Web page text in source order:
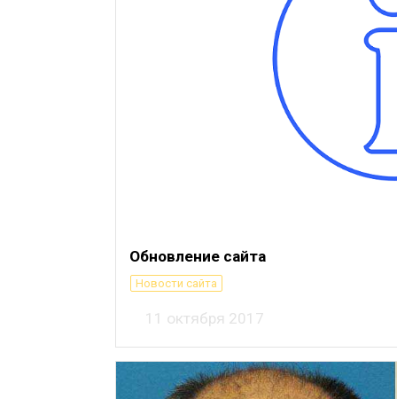
Обновление сайта
Новости сайта
11 октября 2017